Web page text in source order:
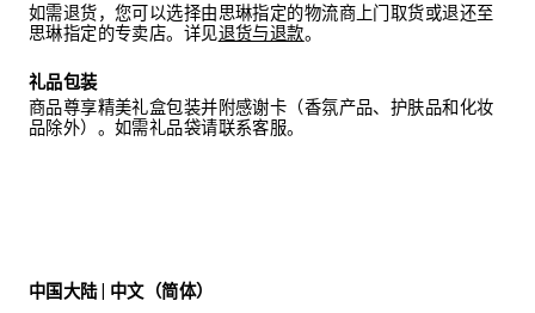
如需退货，您可以选择由思琳指定的物流商上门取货或退还至
思琳指定的专卖店。详见退货与退款。
礼品包装
商品尊享精美礼盒包装并附感谢卡（香氛产品、护肤品和化妆
品除外）。如需礼品袋请联系客服。
中国大陆 | 中文（简体）